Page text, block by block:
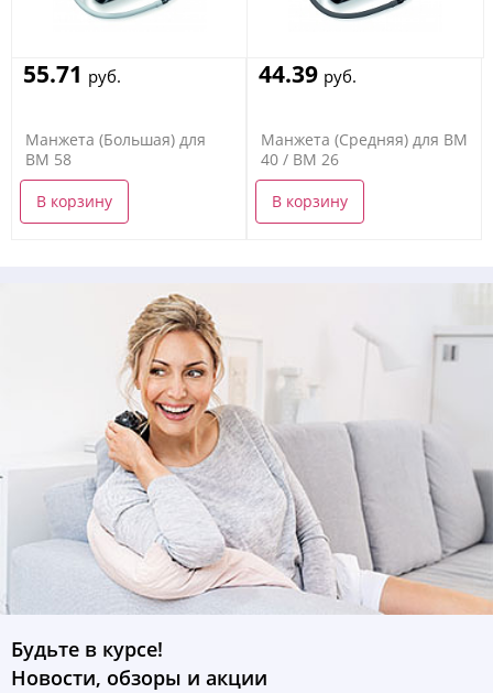
55.71 руб.
Манжета (Большая) для
BM 58
В корзину
44.39 руб.
Манжета (Средняя) для BM
40 / BM 26
В корзину
Будьте в курсе!
Новости, обзоры и акции